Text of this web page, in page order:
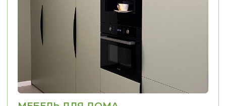
Дайте нам знать, и мы найдем
решение для вашей идеи!
НЕ НАШЛИ ТО,